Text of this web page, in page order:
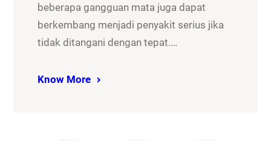
beberapa gangguan mata juga dapat
berkembang menjadi penyakit serius jika
tidak ditangani dengan tepat.…
Know More